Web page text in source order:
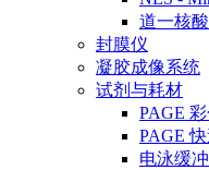
道一核
封膜仪
凝胶成像系统
试剂与耗材
PAGE
PAGE
电泳缓